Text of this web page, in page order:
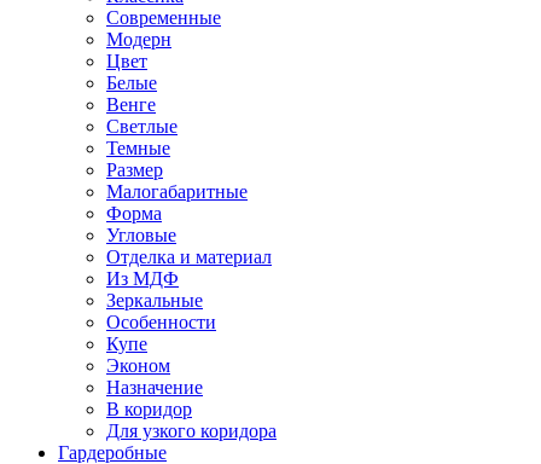
Современные
Модерн
Цвет
Белые
Венге
Светлые
Темные
Размер
Малогабаритные
Форма
Угловые
Отделка и материал
Из МДФ
Зеркальные
Особенности
Купе
Эконом
Назначение
В коридор
Для узкого коридора
Гардеробные